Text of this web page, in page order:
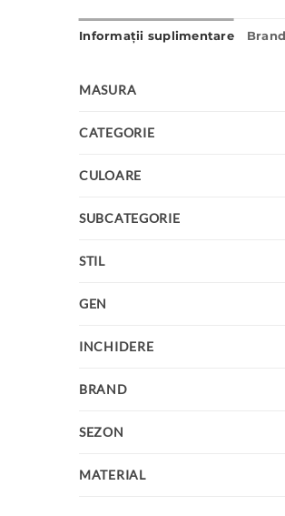
Informații suplimentare Brand
MASURA
CATEGORIE
CULOARE
SUBCATEGORIE
STIL
GEN
INCHIDERE
BRAND
SEZON
MATERIAL